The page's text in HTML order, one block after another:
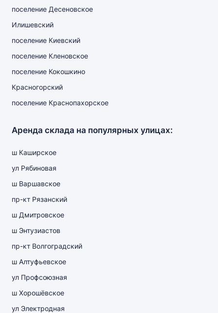
поселение Десеновское
Илишевский
поселение Киевский
поселение Кленовское
поселение Кокошкино
Красногорский
поселение Краснопахорское
Аренда склада на популярных улицах:
ш Каширское
ул Рябиновая
ш Варшавское
пр-кт Рязанский
ш Дмитровское
ш Энтузиастов
пр-кт Волгоградский
ш Алтуфьевское
ул Профсоюзная
ш Хорошёвское
ул Электродная